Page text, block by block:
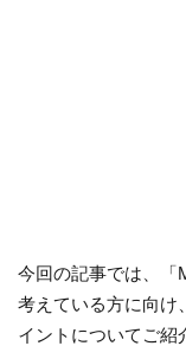
今回の記事では、「
考えている方に向け
イントについてご紹